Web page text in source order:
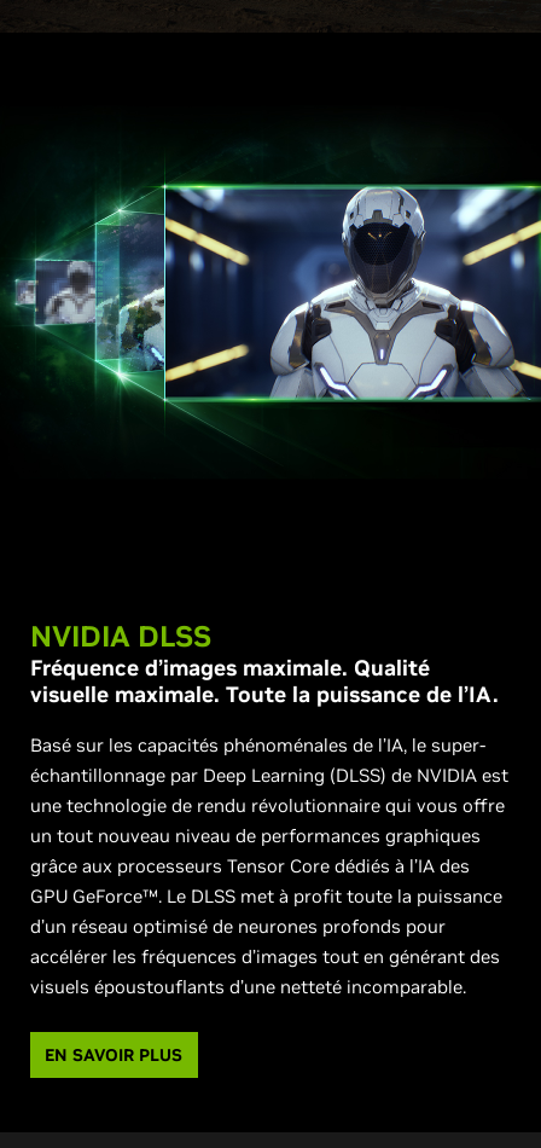
NVIDIA DLSS
Fréquence d’images maximale. Qualité
visuelle maximale. Toute la puissance de l’IA.
Basé sur les capacités phénoménales de l’IA, le super-
échantillonnage par Deep Learning (DLSS) de NVIDIA est
une technologie de rendu révolutionnaire qui vous offre
un tout nouveau niveau de performances graphiques
grâce aux processeurs Tensor Core dédiés à l’IA des
GPU GeForce™. Le DLSS met à profit toute la puissance
d’un réseau optimisé de neurones profonds pour
accélérer les fréquences d’images tout en générant des
visuels époustouflants d’une netteté incomparable.
EN SAVOIR PLUS